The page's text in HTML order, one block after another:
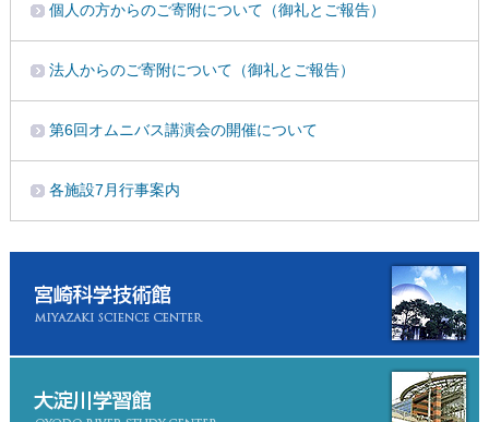
個人の方からのご寄附について（御礼とご報告）
法人からのご寄附について（御礼とご報告）
第6回オムニバス講演会の開催について
各施設7月行事案内